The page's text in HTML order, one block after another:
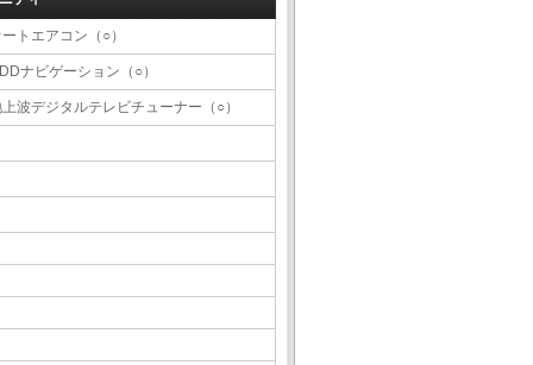
トエアコン（○）
ナビゲーション（○）
波デジタルテレビチューナー（○）